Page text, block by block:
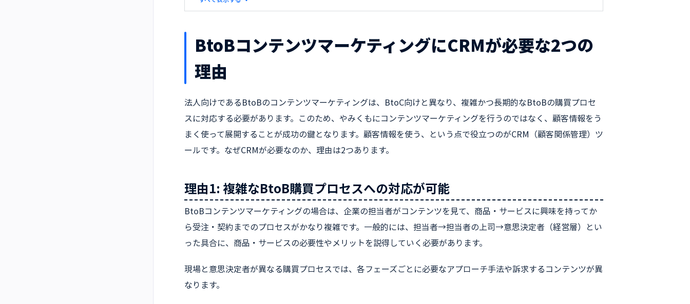
BtoBコンテンツマーケティングにCRMが必要な2つの
理由
法人向けであるBtoBのコンテンツマーケティングは、BtoC向けと異なり、複雑かつ長期的なBtoBの購買プロセ
スに対応する必要があります。このため、やみくもにコンテンツマーケティングを行うのではなく、顧客情報をう
まく使って展開することが成功の鍵となります。顧客情報を使う、という点で役立つのがCRM（顧客関係管理）ツ
ールです。なぜCRMが必要なのか、理由は2つあります。
理由1: 複雑なBtoB購買プロセスへの対応が可能
BtoBコンテンツマーケティングの場合は、企業の担当者がコンテンツを見て、商品・サービスに興味を持ってか
ら受注・契約までのプロセスがかなり複雑です。一般的には、担当者→担当者の上司→意思決定者（経営層）とい
った具合に、商品・サービスの必要性やメリットを説得していく必要があります。
現場と意思決定者が異なる購買プロセスでは、各フェーズごとに必要なアプローチ手法や訴求するコンテンツが異
なります。